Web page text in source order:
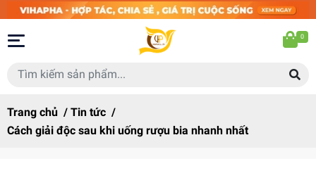
0
Trang chủ / Tin tức /
Cách giải độc sau khi uống rượu bia nhanh nhất